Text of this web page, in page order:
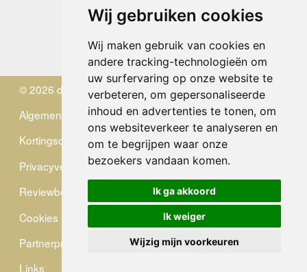
Wij gebruiken cookies
Wij maken gebruik van cookies en
andere tracking-technologieën om
uw surfervaring op onze website te
verbeteren, om gepersonaliseerde
inhoud en advertenties te tonen, om
ons websiteverkeer te analyseren en
om te begrijpen waar onze
bezoekers vandaan komen.
Ik ga akkoord
Ik weiger
Wijzig mijn voorkeuren
Donderdag
10.00 - 12.30 en 13.30 - 17.00
Vrijdag 10.00 - 12.30 en 13.30 - 17.00
Zaterdag
gesloten
Zondag gesloten
© 2026 de Zwerver
Algemene Voorwaarden
Kortingscode
Privacyverklaring
Reviewbeleid
Cookies
Partnerprogramma
Links